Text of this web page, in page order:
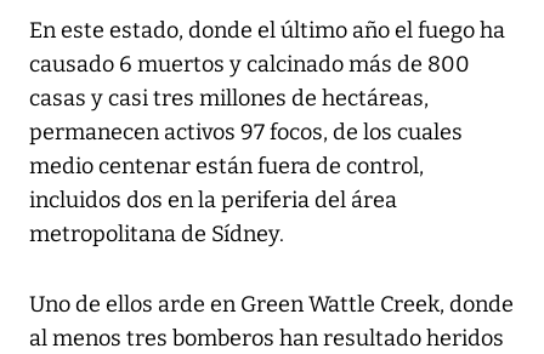
En este estado, donde el último año el fuego ha
causado 6 muertos y calcinado más de 800
casas y casi tres millones de hectáreas,
permanecen activos 97 focos, de los cuales
medio centenar están fuera de control,
incluidos dos en la periferia del área
metropolitana de Sídney.
Uno de ellos arde en Green Wattle Creek, donde
al menos tres bomberos han resultado heridos